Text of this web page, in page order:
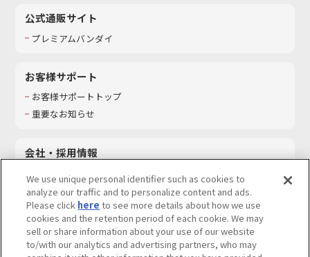
公式通販サイト
プレミアムバンダイ
お客様サポート
お客様サポートトップ
重要なお知らせ
会社・採用情報
採用情報
サステナビリティ
お問い合わせ
We use unique personal identifier such as cookies to
analyze our traffic and to personalize content and ads.
Please click here to see more details about how we use
cookies and the retention period of each cookie. We may
sell or share information about your use of our website
to/with our analytics and advertising partners, who may